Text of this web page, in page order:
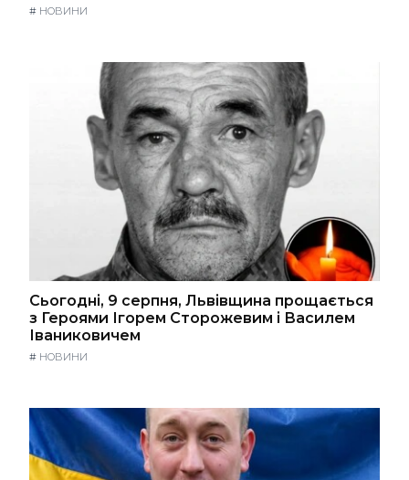
# НОВИНИ
Сьогодні, 9 серпня, Львівщина прощається
з Героями Ігорем Сторожевим і Василем
Іваниковичем
# НОВИНИ